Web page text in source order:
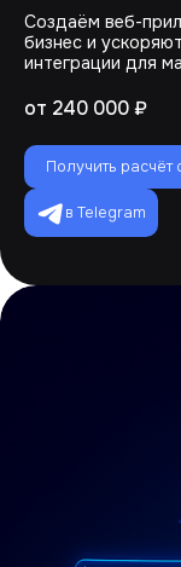
Создаём веб-
бизнес и
интеграции для
от 240 000 ₽
Получить расчёт
в Telegram